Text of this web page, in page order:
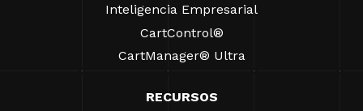
Inteligencia Empresarial
CartControl®
CartManager® Ultra
RECURSOS